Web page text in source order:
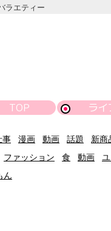
ラエティー
TOP ライ
事 漫画 動画 話題 新商
ファッション 食 動画
ん